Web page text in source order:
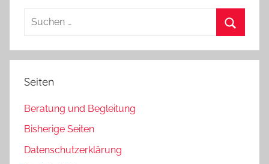
Suchen
Seiten
Beratung und Begleitung
Bisherige Seiten
Datenschutzerklärung